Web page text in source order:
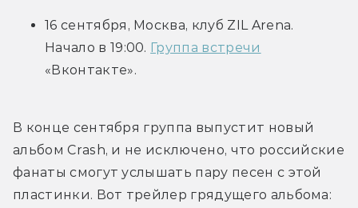
16 сентября, Москва, клуб ZIL Arena.
Начало в 19:00. Группа встречи
«Вконтакте».
В конце сентября группа выпустит новый
альбом Crash, и не исключено, что российские
фанаты смогут услышать пару песен с этой
пластинки. Вот трейлер грядущего альбома: